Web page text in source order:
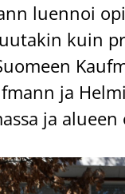
luen­noi
kuin
ja
ja alu­een